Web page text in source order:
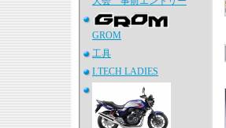
GROM
工具
I.TECH LADIES